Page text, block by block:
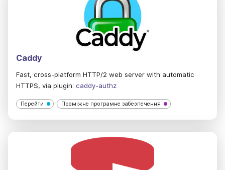
Caddy
Fast, cross-platform HTTP/2 web server with automatic
HTTPS, via plugin: caddy-authz
Перейти Проміжне програмне забезпечення